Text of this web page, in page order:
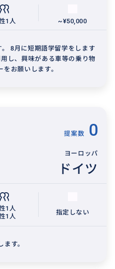
1人 ~¥50,000
8月に短期語学留学をします
し、興味がある車等の乗り物
お願いします。
提案数 0
ヨーロッパ
ドイツ
1人
1人
指定しない
す。